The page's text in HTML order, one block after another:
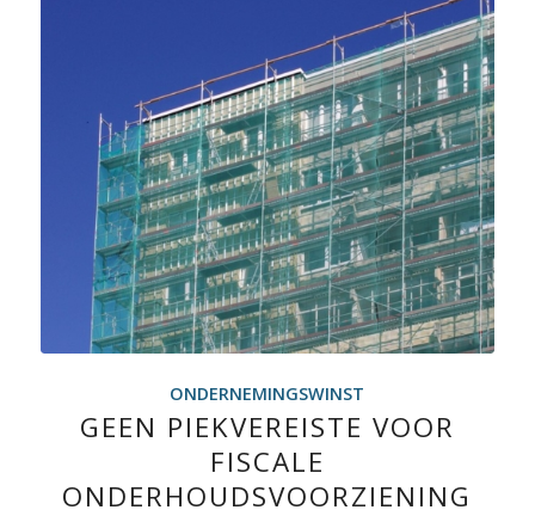
ONDERNEMINGSWINST
GEEN PIEKVEREISTE VOOR
FISCALE
ONDERHOUDSVOORZIENING